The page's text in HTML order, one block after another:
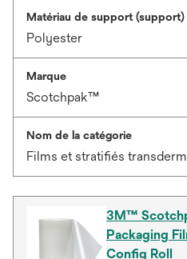
Matériau de support (support)
Polyester
Marque
Scotchpak™
Nom de la catégorie
Films et stratifiés
3M™
Packaging
Config Roll